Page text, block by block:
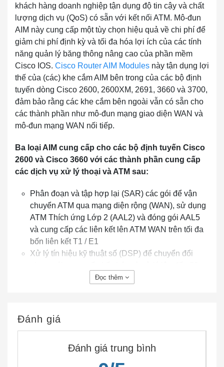
khách hàng doanh nghiệp tận dụng độ tin cậy và chất
lượng dịch vụ (QoS) có sẵn với kết nối ATM. Mô-đun
AIM này cung cấp một tùy chọn hiệu quả về chi phí để
giảm chi phí định kỳ và tối đa hóa lợi ích của các tính
năng quản lý băng thông nâng cao của phần mềm
Cisco IOS. Cisco Router AIM Modules này tận dụng lợi
thế của (các) khe cắm AIM bên trong của các bộ định
tuyến dòng Cisco 2600, 2600XM, 2691, 3660 và 3700,
đảm bảo rằng các khe cắm bên ngoài vẫn có sẵn cho
các thành phần như mô-đun mạng giao diện WAN và
mô-đun mạng WAN nối tiếp.
Ba loại AIM cung cấp cho các bộ định tuyến Cisco
2600 và Cisco 3660 với các thành phần cung cấp
các dịch vụ xử lý thoại và ATM sau:
Phân đoạn và tập hợp lại (SAR) các gói để vận
chuyển ATM qua mạng diện rộng (WAN), sử dụng
ATM Thích ứng Lớp 2 (AAL2) và đóng gói AAL5
và cung cấp các liên kết lên ATM WAN trên tối đa
bốn liên kết T1 / E1
Xử lý tín hiệu kỹ thuật số (DSP) để chuyển đổi
kênh thoại trên mỗi AIM
Đọc thêm
Đánh giá
Đánh giá trung bình